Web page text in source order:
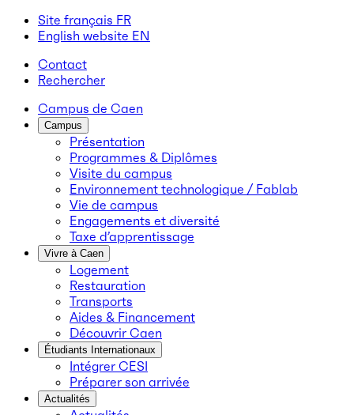
Site français FR
English website EN
Contact
Rechercher
Campus de Caen
Campus
Présentation
Programmes & Diplômes
Visite du campus
Environnement technologique / Fablab
Vie de campus
Engagements et diversité
Taxe d’apprentissage
Vivre à Caen
Logement
Restauration
Transports
Aides & Financement
Découvrir Caen
Étudiants Internationaux
Intégrer CESI
Préparer son arrivée
Actualités